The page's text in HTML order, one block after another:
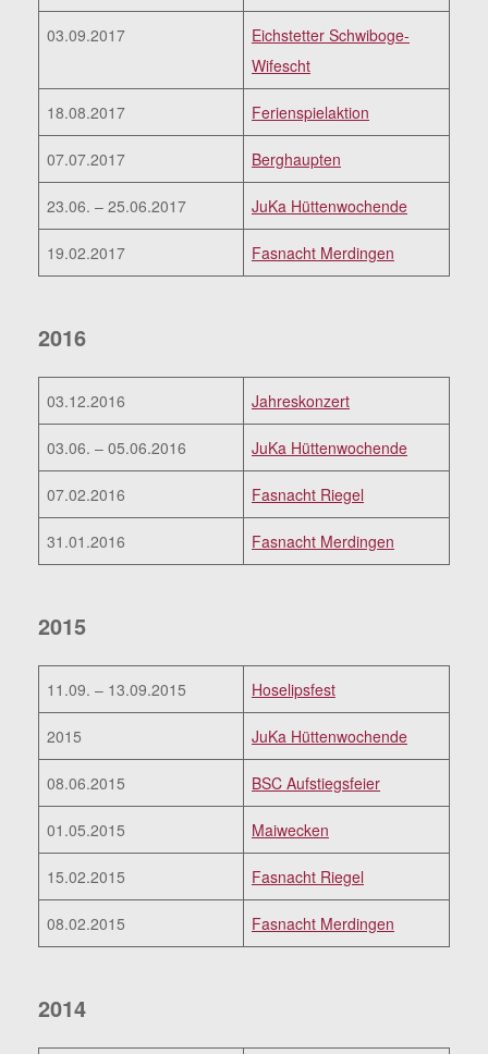
03.09.2017
Eichstetter Schwiboge-
Wifescht
18.08.2017 Ferienspielaktion
07.07.2017 Berghaupten
23.06. – 25.06.2017 JuKa Hüttenwochende
19.02.2017 Fasnacht Merdingen
2016
03.12.2016 Jahreskonzert
03.06. – 05.06.2016 JuKa Hüttenwochende
07.02.2016 Fasnacht Riegel
31.01.2016 Fasnacht Merdingen
2015
11.09. – 13.09.2015 Hoselipsfest
2015 JuKa Hüttenwochende
08.06.2015 BSC Aufstiegsfeier
01.05.2015 Maiwecken
15.02.2015 Fasnacht Riegel
08.02.2015 Fasnacht Merdingen
2014